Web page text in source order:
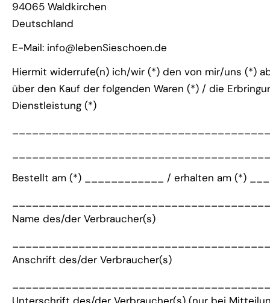
94065 Waldkirchen
Deutschland
E-Mail: info@lebenSieschoen.de
Hiermit widerrufe(n) ich/wir (*) den von mir/uns (*)
über den Kauf der folgenden Waren (*) / die
Dienstleistung (*)
Bestellt am (*) ____________ / erhalten am (*)
Name des/der Verbraucher(s)
Anschrift des/der Verbraucher(s)